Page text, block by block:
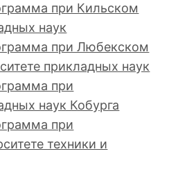
при Кильском
наук
при Любекском
прикладных наук
при
наук Кобурга
при
техники и